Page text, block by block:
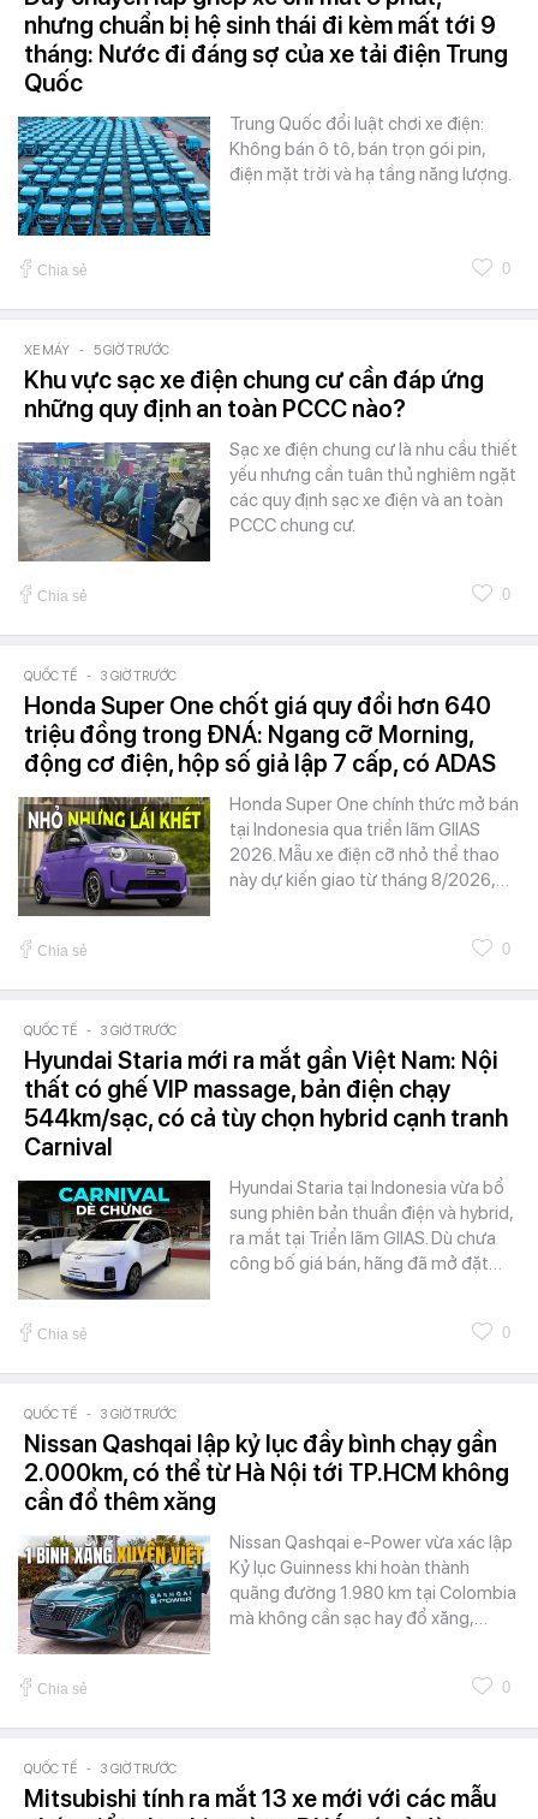
nhưng chuẩn bị hệ sinh thái đi kèm mất tới 9
tháng: Nước đi đáng sợ của xe tải điện Trung
Quốc
Trung Quốc đổi luật chơi xe điện:
Không bán ô tô, bán trọn gói pin,
điện mặt trời và hạ tầng năng lượng.
Chia sẻ 0
XE MÁY - 5 GIỜ TRƯỚC
Khu vực sạc xe điện chung cư cần đáp ứng
những quy định an toàn PCCC nào?
Sạc xe điện chung cư là nhu cầu thiết
yếu nhưng cần tuân thủ nghiêm ngặt
các quy định sạc xe điện và an toàn
PCCC chung cư.
Chia sẻ 0
QUỐC TẾ - 3 GIỜ TRƯỚC
Honda Super One chốt giá quy đổi hơn 640
triệu đồng trong ĐNÁ: Ngang cỡ Morning,
động cơ điện, hộp số giả lập 7 cấp, có ADAS
Honda Super One chính thức mở bán
tại Indonesia qua triển lãm GIIAS
2026. Mẫu xe điện cỡ nhỏ thể thao
này dự kiến giao từ tháng 8/2026,…
Chia sẻ 0
QUỐC TẾ - 3 GIỜ TRƯỚC
Hyundai Staria mới ra mắt gần Việt Nam: Nội
thất có ghế VIP massage, bản điện chạy
544km/sạc, có cả tùy chọn hybrid cạnh tranh
Carnival
Hyundai Staria tại Indonesia vừa bổ
sung phiên bản thuần điện và hybrid,
ra mắt tại Triển lãm GIIAS. Dù chưa
công bố giá bán, hãng đã mở đặt…
Chia sẻ 0
QUỐC TẾ - 3 GIỜ TRƯỚC
Nissan Qashqai lập kỷ lục đầy bình chạy gần
2.000km, có thể từ Hà Nội tới TP.HCM không
cần đổ thêm xăng
Nissan Qashqai e-Power vừa xác lập
Kỷ lục Guinness khi hoàn thành
quãng đường 1.980 km tại Colombia
mà không cần sạc hay đổ xăng,…
Chia sẻ 0
QUỐC TẾ - 3 GIỜ TRƯỚC
Mitsubishi tính ra mắt 13 xe mới với các mẫu